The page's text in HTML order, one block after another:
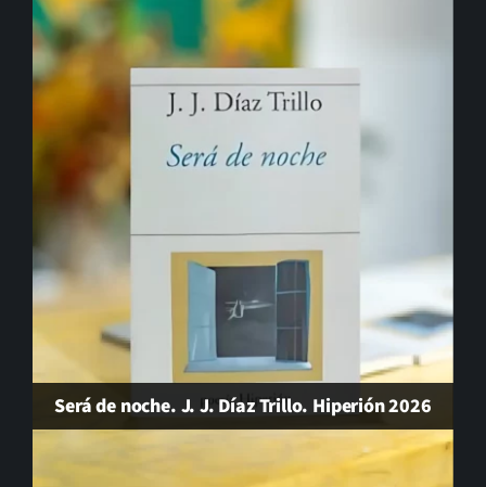
Será de noche. J. J. Díaz Trillo. Hiperión 2026
El cambio que nunca llega…
Gonzalo Guerrero, padre del mestizaje